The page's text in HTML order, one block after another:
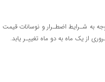
به شـرایط اضطـرار و نوسانات قیمت
از یک ماه به دو ماه تغییـر یابد.